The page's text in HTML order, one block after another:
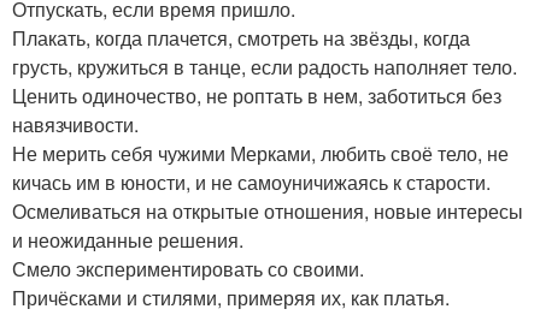
Отпускать, если время пришло.
Плакать, когда плачется, смотреть на звёзды, когда
грусть, кружиться в танце, если радость наполняет тело.
Ценить одиночество, не роптать в нем, заботиться без
навязчивости.
Не мерить себя чужими Мерками, любить своё тело, не
кичась им в юности, и не самоуничижаясь к старости.
Осмеливаться на открытые отношения, новые интересы
и неожиданные решения.
Смело экспериментировать со своими.
Причёсками и стилями, примеряя их, как платья.